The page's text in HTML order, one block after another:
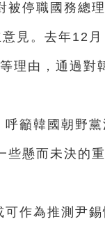
停職國務總
見。去年12
理由，通過對
籲韓國朝野
懸而未決的
作為推測尹